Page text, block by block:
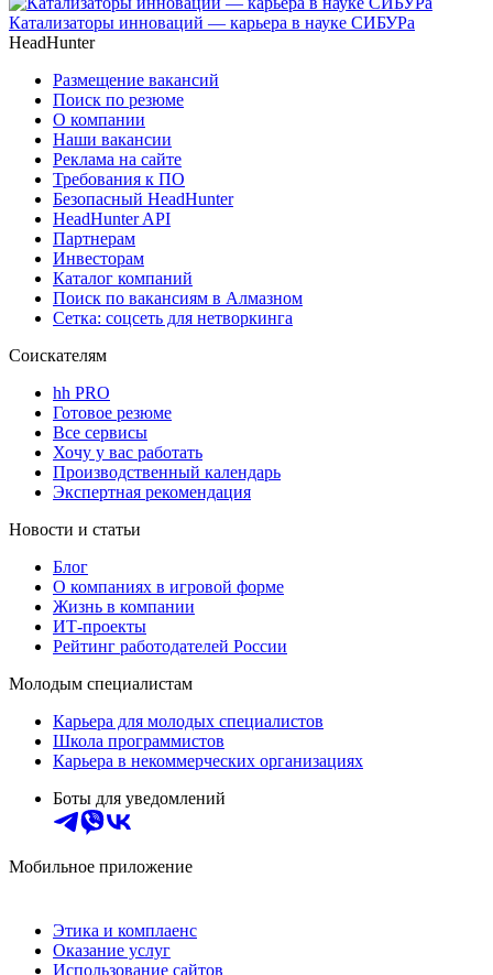
Катализаторы инноваций — карьера в науке СИБУРа
HeadHunter
Размещение вакансий
Поиск по резюме
О компании
Наши вакансии
Реклама на сайте
Требования к ПО
Безопасный HeadHunter
HeadHunter API
Партнерам
Инвесторам
Каталог компаний
Поиск по вакансиям в Алмазном
Сетка: соцсеть для нетворкинга
Соискателям
hh PRO
Готовое резюме
Все сервисы
Хочу у вас работать
Производственный календарь
Экспертная рекомендация
Новости и статьи
Блог
О компаниях в игровой форме
Жизнь в компании
ИТ-проекты
Рейтинг работодателей России
Молодым специалистам
Карьера для молодых специалистов
Школа программистов
Карьера в некоммерческих организациях
Боты для уведомлений
Мобильное приложение
Этика и комплаенс
Оказание услуг
Использование сайтов